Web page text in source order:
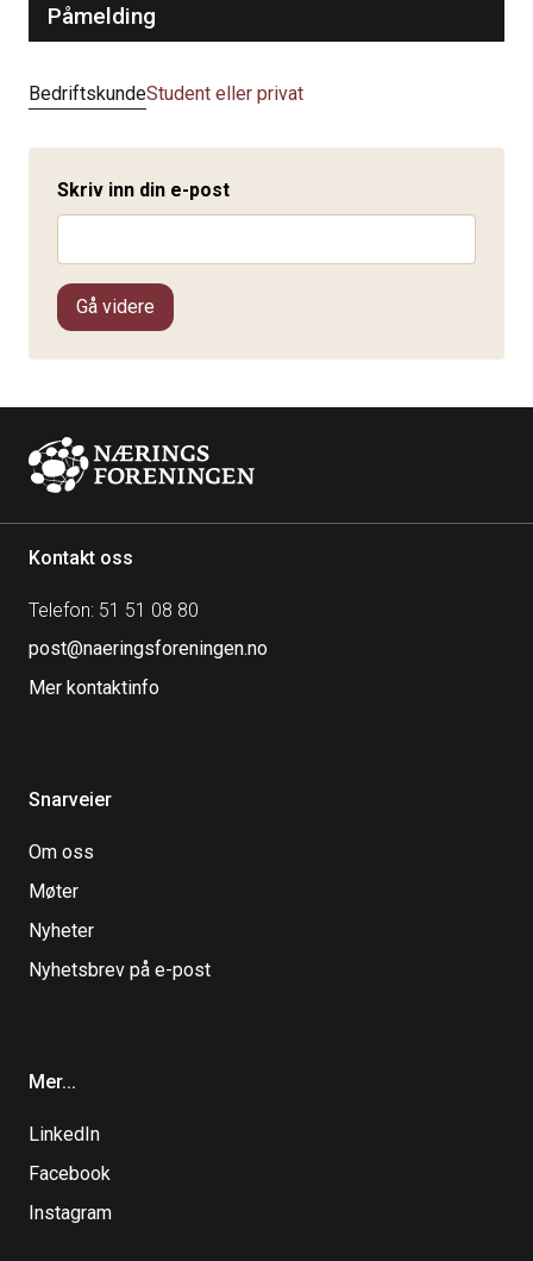
Påmelding
BedriftskundeStudent eller privat
Skriv inn din e-post
Gå videre
Kontakt oss
Telefon: 51 51 08 80
post@naeringsforeningen.no
Mer kontaktinfo
Snarveier
Om oss
Møter
Nyheter
Nyhetsbrev på e-post
Mer...
LinkedIn
Facebook
Instagram